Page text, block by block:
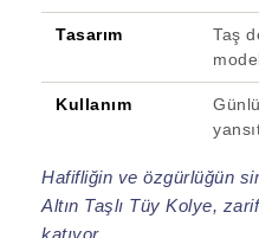
Tasarım
Taş
Kullanım
Hafifliğin ve özgürlüğün
Altın Taşlı Tüy Kolye,
katıyor.